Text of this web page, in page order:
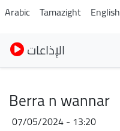
Arabic Tamazight English
الإذاعات
Berra n wannar
07/05/2024 - 13:20